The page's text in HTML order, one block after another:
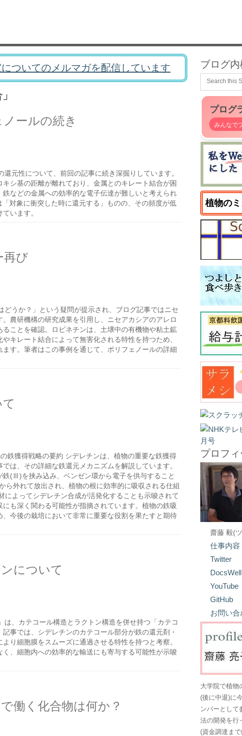
ついてのメルマガを配信しています
ールの続き
元性について、前回の記事に続き深掘りしています。
シ基の距離が離れており、金属とのキレート結合が困
などの金属への効率的な電子伝達が難しいと考えられ
対象に衝突した時に還元する」ものの、その頻度が低
います。
再び
うか？」という疑問が提示され、ブログ記事ではニセ
農研機構の研究成果を引用し、ニセアカシアのアレロ
ことを確認。ロビネチンは、土壌中の有機物や粘土鉱
キレート結合によって無害化される特性を持つため、
す。筆者はこの事例を通じて、ポリフェノールの詳細
鉄獲得戦略の要約 シデレチンは、植物の重要な鉄獲得
は、その詳細な鉄還元メカニズムを解説しています。
(Ⅲ)を挟み込み、ベンゼン環から電子を供与すること
外れて放出され、植物の根に効率的に吸収される仕組
よってシデレチン合成が活発化することも示唆されて
も深く関わる可能性が指摘されています。植物の鉄吸
今後の栽培において非常に重要な役割を果たすと期待
について
、カテコール構造とラクトン構造を併せ持つ「カテコ
事では、シデレチンのカテコール部分が鉄の還元剤・
り細胞膜をスムーズに通過させる特性を持つと考察。
、細胞内への効率的な輸送にも寄与する可能性が示唆
働く化合物は何か？
ブログ
プログ
みんなで
植物の
プロフ
齋藤 毅(
仕事内容
Twitter
DocsWell
YouTube
GitHub
お問い合
大学院で植物
(後に中退)に
ンバーとして
法の開発を行
(資金調達ま